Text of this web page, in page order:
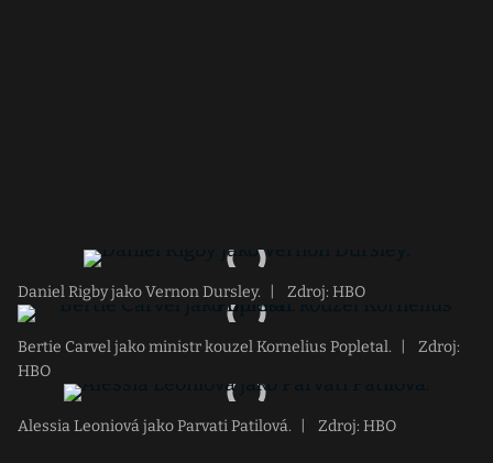
Daniel Rigby jako Vernon Dursley. Zdroj: HBO
Bertie Carvel jako ministr kouzel Kornelius Popletal.
Zdroj:
HBO
Alessia Leoniová jako Parvati Patilová. Zdroj: HBO